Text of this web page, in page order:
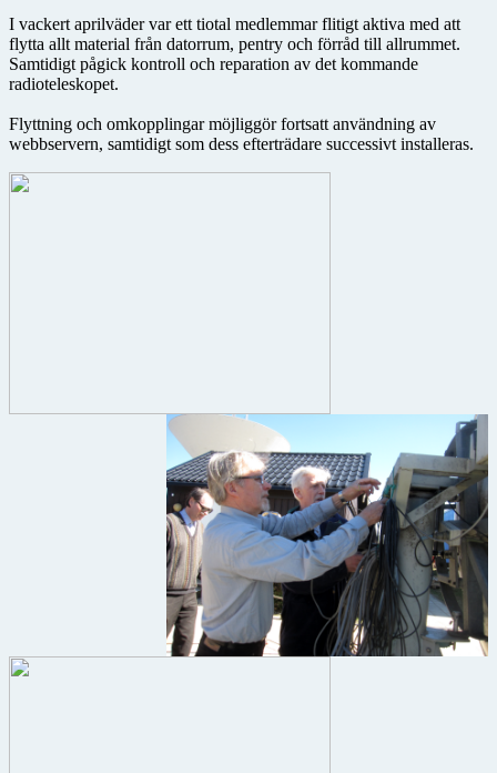
I vackert aprilväder var ett tiotal medlemmar flitigt aktiva med att
flytta allt material från datorrum, pentry och förråd till allrummet.
Samtidigt pågick kontroll och reparation av det kommande
radioteleskopet.
Flyttning och omkopplingar möjliggör fortsatt användning av
webbservern, samtidigt som dess efterträdare successivt installeras.